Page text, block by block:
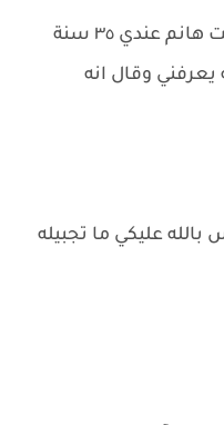
السيدة : انا اسمي سامية يا ست هانم عندي ٣٥ سنة
عليكي ما تجبيله